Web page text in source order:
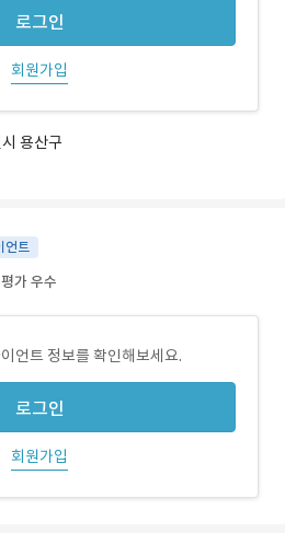
로그인
회원가입
용산구
언트
평가 우수
언트 정보를 확인해보세요.
로그인
회원가입